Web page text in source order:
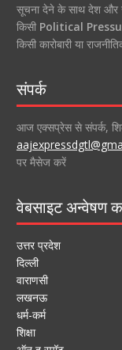
सूचना देने के साथ देश और
किसी Political
किसी कारोबारी या
संपर्क
आज एक्सप्रेस से संपर्क,
पर मैसेज करें
वेबसाइट अन्वेषण
उत्तर प्रदेश
दिल्ली
वाराणसी
लखनऊ
धर्म-कर्म
शिक्षा